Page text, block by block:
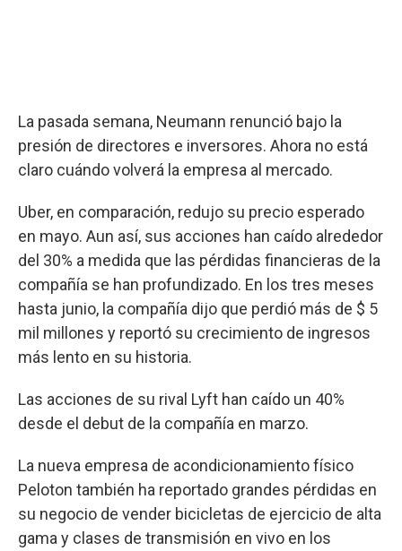
La pasada semana, Neumann renunció bajo la
presión de directores e inversores. Ahora no está
claro cuándo volverá la empresa al mercado.
Uber, en comparación, redujo su precio esperado
en mayo. Aun así, sus acciones han caído alrededor
del 30% a medida que las pérdidas financieras de la
compañía se han profundizado. En los tres meses
hasta junio, la compañía dijo que perdió más de $ 5
mil millones y reportó su crecimiento de ingresos
más lento en su historia.
Las acciones de su rival Lyft han caído un 40%
desde el debut de la compañía en marzo.
La nueva empresa de acondicionamiento físico
Peloton también ha reportado grandes pérdidas en
su negocio de vender bicicletas de ejercicio de alta
gama y clases de transmisión en vivo en los